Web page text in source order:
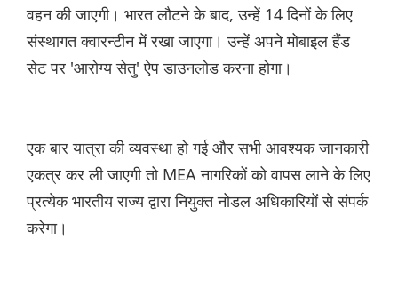
वहन की जाएगी। भारत लौटने के बाद, उन्हें 14 दिनों के लिए
संस्थागत क्वारन्टीन में रखा जाएगा। उन्हें अपने मोबाइल हैंड
सेट पर 'आरोग्य सेतु' ऐप डाउनलोड करना होगा।
एक बार यात्रा की व्यवस्था हो गई और सभी आवश्यक जानकारी
एकत्र कर ली जाएगी तो MEA नागरिकों को वापस लाने के लिए
प्रत्येक भारतीय राज्य द्वारा नियुक्त नोडल अधिकारियों से संपर्क
करेगा।